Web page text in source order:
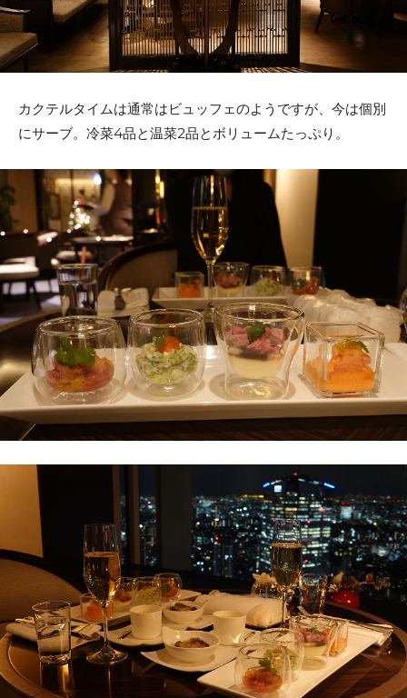
カクテルタイムは通常はビュッフェのようですが、今は個別
にサーブ。冷菜4品と温菜2品とボリュームたっぷり。